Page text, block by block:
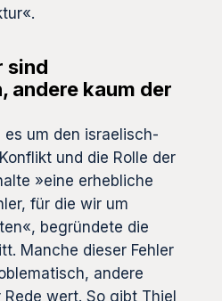
sind
andere kaum der
es um den israelisch-
und die Rolle der
»eine erhebliche
für die wir um
begründete die
Manche dieser Fehler
andere
wert. So gibt Thiel